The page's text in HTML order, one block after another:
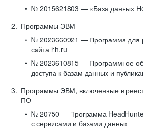
№ 2015621803 — «База данных
Программы ЭВМ
№ 2023660921 — Программа для
сайта hh.ru
№ 2023610815 — Программное
доступа к базам данных и
Программы ЭВМ, включенные в
ПО
№ 20750 — Программа
с сервисами и базами данных